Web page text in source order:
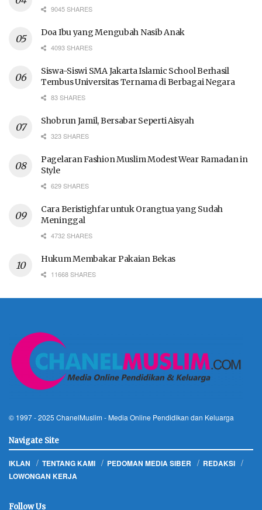
9045 SHARES
Doa Ibu yang Mengubah Nasib Anak
4093 SHARES
Siswa-Siswi SMA Jakarta Islamic School Berhasil
Tembus Universitas Ternama di Berbagai Negara
83 SHARES
Shobrun Jamil, Bersabar Seperti Aisyah
323 SHARES
Pagelaran Fashion Muslim Modest Wear Ramadan in
Style
629 SHARES
Cara Beristighfar untuk Orangtua yang Sudah
Meninggal
4732 SHARES
Hukum Membakar Pakaian Bekas
11668 SHARES
© 1997 - 2025 ChanelMuslim - Media Online Pendidikan dan Keluarga
Navigate Site
IKLAN TENTANG KAMI PEDOMAN MEDIA SIBER
REDAKSI
LOWONGAN KERJA
Follow Us